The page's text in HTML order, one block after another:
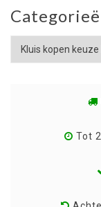
Tot